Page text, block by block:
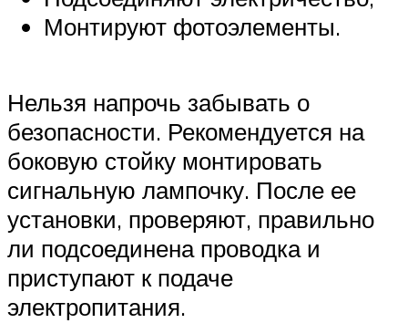
Монтируют фотоэлементы.
Нельзя напрочь забывать о
безопасности. Рекомендуется на
боковую стойку монтировать
сигнальную лампочку. После ее
установки, проверяют, правильно
ли подсоединена проводка и
приступают к подаче
электропитания.